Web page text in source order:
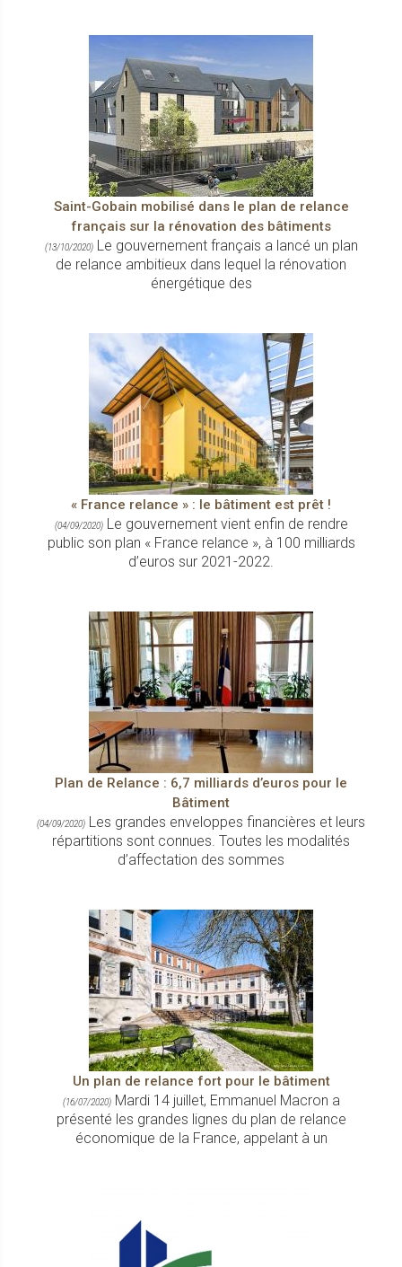
Saint-Gobain mobilisé dans le plan de relance
français sur la rénovation des bâtiments
(13/10/2020)Le gouvernement français a lancé un plan
de relance ambitieux dans lequel la rénovation
énergétique des
« France relance » : le bâtiment est prêt !
(04/09/2020)Le gouvernement vient enfin de rendre
public son plan « France relance », à 100 milliards
d’euros sur 2021-2022.
Plan de Relance : 6,7 milliards d’euros pour le
Bâtiment
(04/09/2020) Les grandes enveloppes financières et leurs
répartitions sont connues. Toutes les modalités
d’affectation des sommes
Un plan de relance fort pour le bâtiment
(16/07/2020)Mardi 14 juillet, Emmanuel Macron a
présenté les grandes lignes du plan de relance
économique de la France, appelant à un